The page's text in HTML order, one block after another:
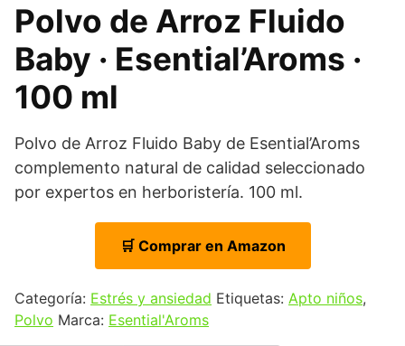
Polvo de Arroz Fluido
Baby · Esential’Aroms ·
100 ml
Polvo de Arroz Fluido Baby de Esential’Aroms
complemento natural de calidad seleccionado
por expertos en herboristería. 100 ml.
🛒 Comprar en Amazon
Categoría: Estrés y ansiedad Etiquetas: Apto niños,
Polvo Marca: Esential'Aroms